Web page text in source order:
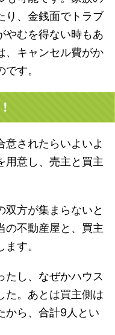
り、金銭面でトラブ
やむを得ない時もあ
、キャンセル費がか
す。
意されたらいよいよ
用意し、売主と買主
双方が集まらないと
の不動産屋と、買主
す。
たし、なぜかハウス
た。あとは買主側は
から、合計9人とい